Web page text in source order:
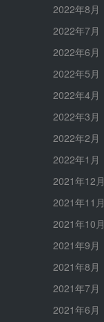
2022年8月
2022年7月
2022年6月
2022年5月
2022年4月
2022年3月
2022年2月
2022年1月
2021年12月
2021年11月
2021年10月
2021年9月
2021年8月
2021年7月
2021年6月